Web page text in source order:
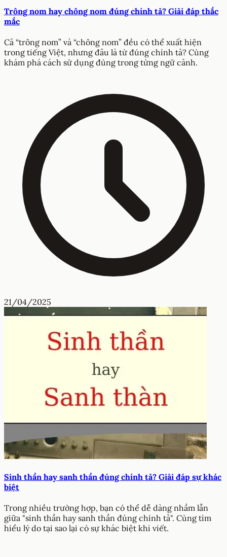
Trông nom hay chông nom đúng chính tả? Giải đáp thắc
mắc
Cả “trông nom” và “chông nom” đều có thể xuất hiện
trong tiếng Việt, nhưng đâu là từ đúng chính tả? Cùng
khám phá cách sử dụng đúng trong từng ngữ cảnh.
21/04/2025
Sinh thần hay sanh thần đúng chính tả? Giải đáp sự khác
biệt
Trong nhiều trường hợp, bạn có thể dễ dàng nhầm lẫn
giữa "sinh thần hay sanh thần đúng chính tả". Cùng tìm
hiểu lý do tại sao lại có sự khác biệt khi viết.